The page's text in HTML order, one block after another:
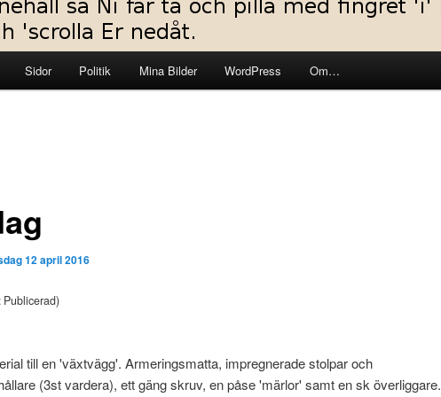
Sidor Politik Mina Bilder WordPress Om…
12 april 2016
Publicerad)
till en 'växtvägg'. Armeringsmatta, impregnerade stolpar och
(3st vardera), ett gäng skruv, en påse 'märlor' samt en sk överliggare.